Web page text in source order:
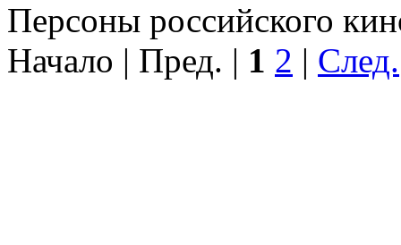
Персоны российского
Начало | Пред. | 1 2 | След.